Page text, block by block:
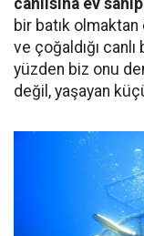
bir batık olmaktan
ve çoğaldığı
yüzden biz onu
değil, yaşayan